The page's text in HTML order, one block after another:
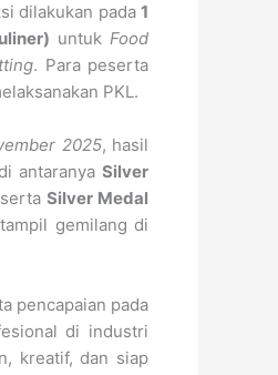
dilakukan pada 1
untukFood
. Para peserta
PKL.
2025, hasil
antaranya Silver
Silver Medal
gemilang di
pencapaian pada
di industri
kreatif, dan siap